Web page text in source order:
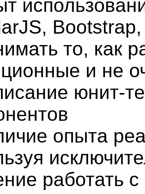
то, как
и не
юнит-
опыта
работать